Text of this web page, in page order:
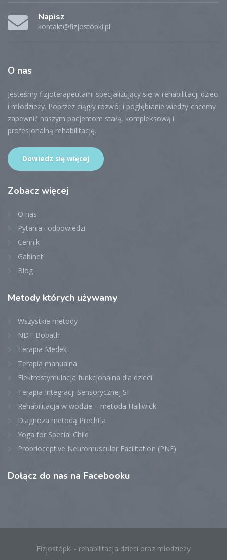
Napisz
kontakt@fizjostópki.pl
O nas
Jesteśmy fizjoterapeutami specjalizujący się w rehabilitacji dzieci
i młodzieży. Poprzez ciągły rozwój i pogłębianie wiedzy chcemy
zapewnić naszym pacjentom stałą, kompleksową i
profesjonalną rehabilitację.
Dowiedz się więcej
Zobacz więcej
O nas
Pytania i odpowiedzi
Cennik
Gabinet
Blog
Metody których używamy
Wszystkie metody
NDT Bobath
Terapia Medek
Terapia manualna
Elektrostymulacja funkcjonalna dla dzieci
Terapia Integracji Sensorycznej SI
Rehabilitacja w wodzie – metoda Halliwick
Diagnoza metodą Prechtla
Yoga for Special Child
Proprioceptive Neuromuscular Facilitation (PNF)
Dołącz do nas na Facebooku
Fizjostópki - rehabilitacja dzieci oraz młodzieży